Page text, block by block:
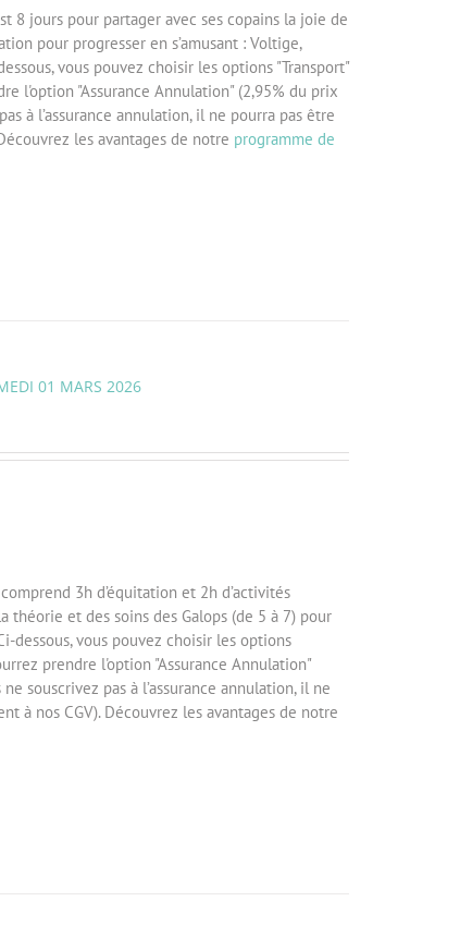
8 jours pour partager avec ses copains la joie de
pour progresser en s’amusant : Voltige,
vous pouvez choisir les options "Transport"
l'option "Assurance Annulation" (2,95% du prix
à l’assurance annulation, il ne pourra pas être
les avantages de notre programme de
01 MARS 2026
3h d’équitation et 2h d’activités
et des soins des Galops (de 5 à 7) pour
dessous, vous pouvez choisir les options
prendre l'option "Assurance Annulation"
souscrivez pas à l’assurance annulation, il ne
à nos CGV). Découvrez les avantages de notre